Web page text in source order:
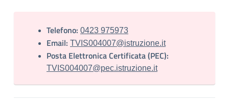
Telefono: 0423 975973
Email: TVIS004007@istruzione.it
Posta Elettronica Certificata (PEC):
TVIS004007@pec.istruzione.it